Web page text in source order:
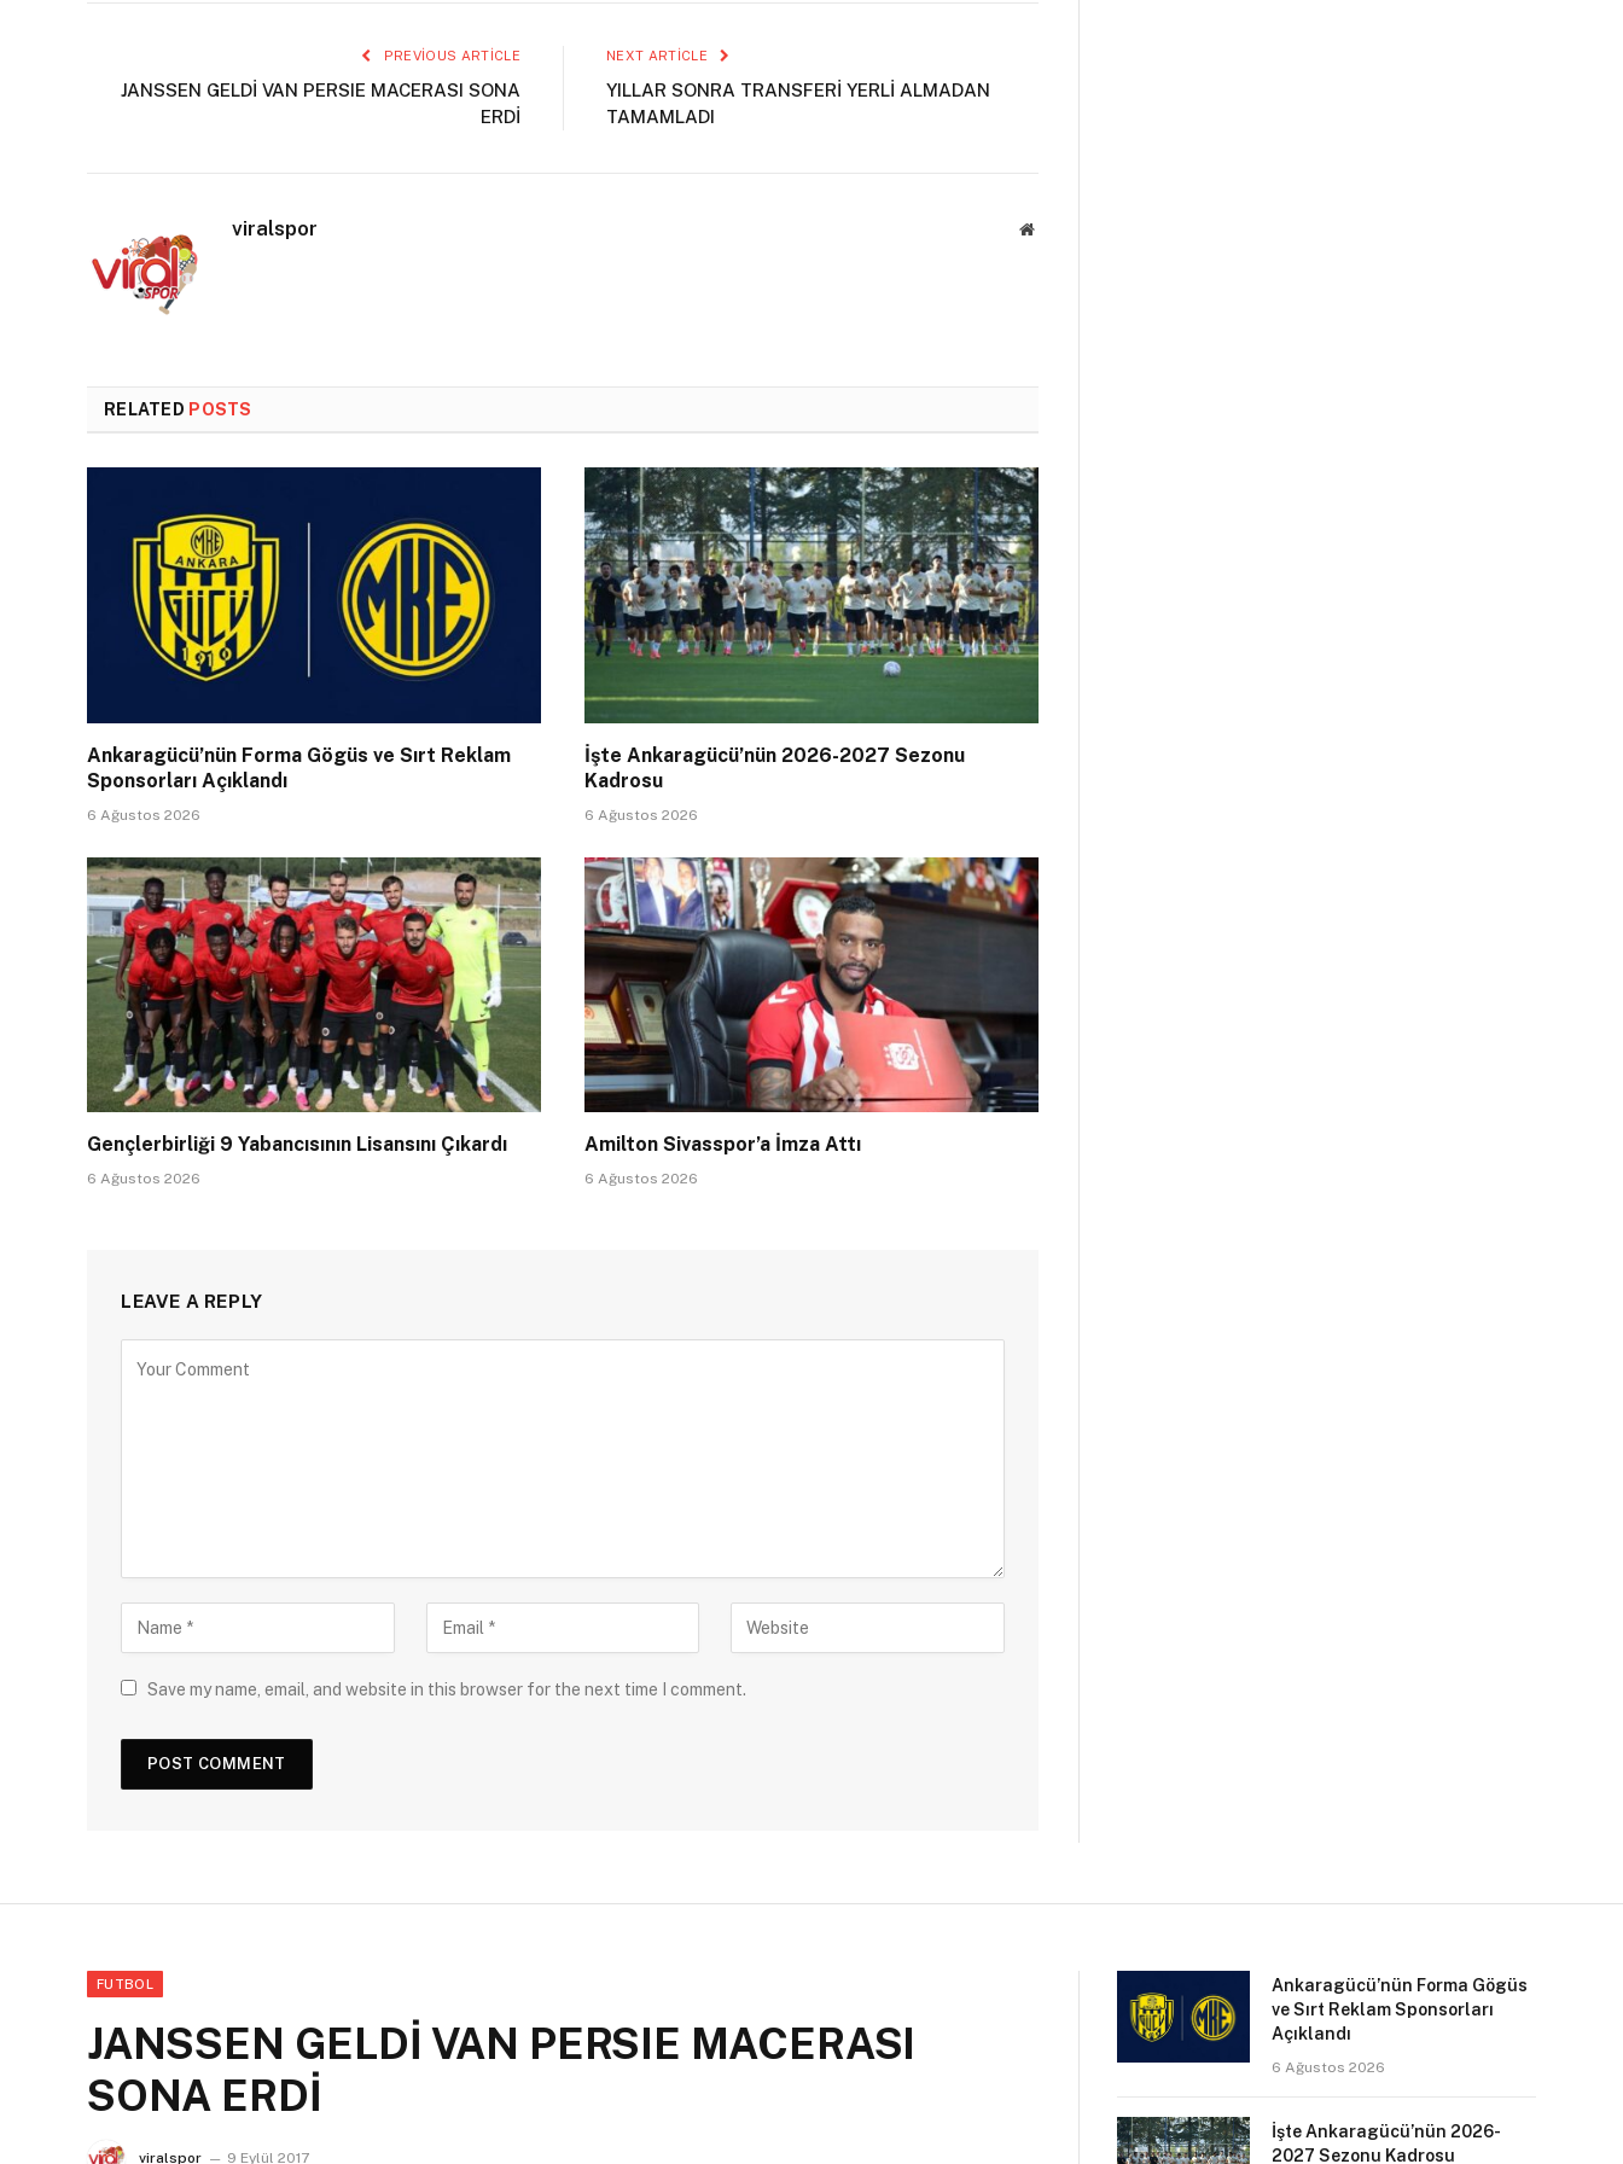
PREVIOUS ARTICLE
JANSSEN GELDİ VAN PERSIE MACERASI SONA
ERDİ
NEXT ARTICLE
YILLAR SONRA TRANSFERİ YERLİ ALMADAN
TAMAMLADI
viralspor Website
RELATED POSTS
Ankaragücü’nün Forma Gögüs ve Sırt Reklam
Sponsorları Açıklandı
6 Ağustos 2026
İşte Ankaragücü’nün 2026-2027 Sezonu
Kadrosu
6 Ağustos 2026
Gençlerbirliği 9 Yabancısının Lisansını Çıkardı
6 Ağustos 2026
Amilton Sivasspor’a İmza Attı
6 Ağustos 2026
LEAVE A REPLY
Save my name, email, and website in this browser for the next time I comment.
FUTBOL
JANSSEN GELDİ VAN PERSIE MACERASI
SONA ERDİ
viralspor 9 Eylül 2017
Ankaragücü’nün Forma Gögüs
ve Sırt Reklam Sponsorları
Açıklandı
6 Ağustos 2026
İşte Ankaragücü’nün 2026-
2027 Sezonu Kadrosu